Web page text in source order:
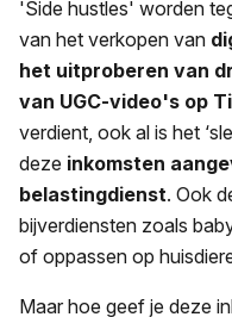
'Side hustles' worden
van het verkopen van
het uitproberen van
van UGC-video's op
verdient, ook al is het
deze inkomsten
belastingdienst. Ook
bijverdiensten zoals
of oppassen op
Maar hoe geef je deze